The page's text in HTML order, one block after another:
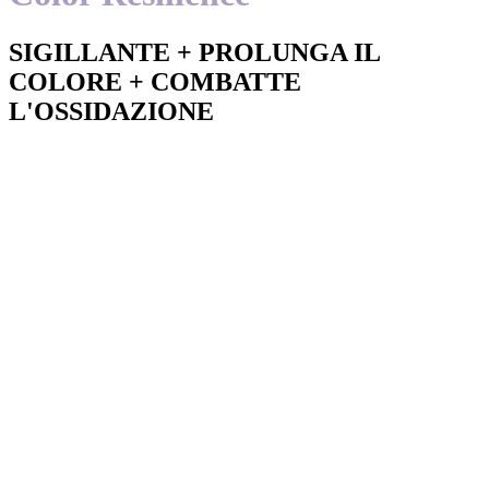
SIGILLANTE + PROLUNGA IL
COLORE + COMBATTE
L'OSSIDAZIONE